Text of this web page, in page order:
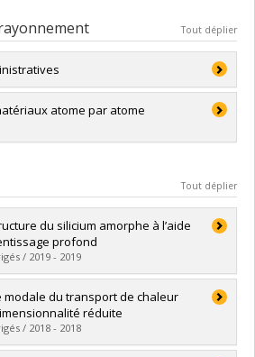
Tout déplier
du Département de physique
et des sciences
rectorat à la recherche, à la
création et à l’innovation de l'UdeM
atome par atome
Tout déplier
du silicium amorphe à l’aide
profond
/ 2019 - 2019
Sc.
dans Papyrus
modale du transport de chaleur
réduite
/ 2018 - 2018